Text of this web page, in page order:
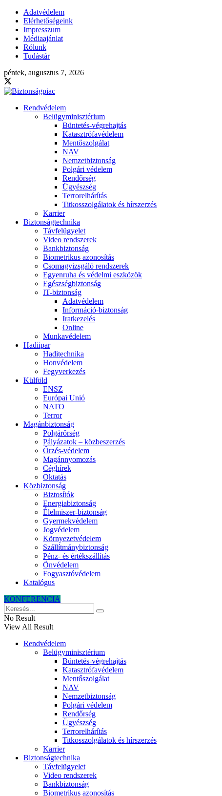
Adatvédelem
Elérhetőségeink
Impresszum
Médiaajánlat
Rólunk
Tudástár
péntek, augusztus 7, 2026
Rendvédelem
Belügyminisztérium
Büntetés-végrehajtás
Katasztrófavédelem
Mentőszolgálat
NAV
Nemzetbiztonság
Polgári védelem
Rendőrség
Ügyészség
Terrorelhárítás
Titkosszolgálatok és hírszerzés
Karrier
Biztonságtechnika
Távfelügyelet
Video rendszerek
Bankbiztonság
Biometrikus azonosítás
Csomagvizsgáló rendszerek
Egyenruha és védelmi eszközök
Egészségbiztonság
IT-biztonság
Adatvédelem
Információ-biztonság
Iratkezelés
Online
Munkavédelem
Hadiipar
Haditechnika
Honvédelem
Fegyverkezés
Külföld
ENSZ
Európai Unió
NATO
Terror
Magánbiztonság
Polgárőrség
Pályázatok – közbeszerzés
Őrzés-védelem
Magánnyomozás
Céghírek
Oktatás
Közbiztonság
Biztosítók
Energiabiztonság
Élelmiszer-biztonság
Gyermekvédelem
Jogvédelem
Környezetvédelem
Szállítmánybiztonság
Pénz- és értékszállítás
Önvédelem
Fogyasztóvédelem
Katalógus
KONFERENCIA
No Result
View All Result
Rendvédelem
Belügyminisztérium
Büntetés-végrehajtás
Katasztrófavédelem
Mentőszolgálat
NAV
Nemzetbiztonság
Polgári védelem
Rendőrség
Ügyészség
Terrorelhárítás
Titkosszolgálatok és hírszerzés
Karrier
Biztonságtechnika
Távfelügyelet
Video rendszerek
Bankbiztonság
Biometrikus azonosítás